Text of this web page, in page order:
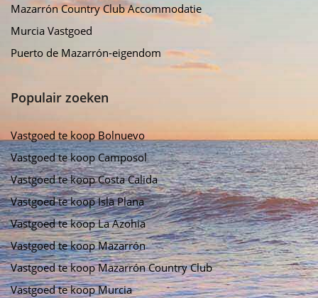
Mazarrón Country Club Accommodatie
Murcia Vastgoed
Puerto de Mazarrón-eigendom
Populair zoeken
Vastgoed te koop Bolnuevo
Vastgoed te koop Camposol
Vastgoed te koop Costa Calida
Vastgoed te koop Isla Plana
Vastgoed te koop La Azohia
Vastgoed te koop Mazarrón
Vastgoed te koop Mazarrón Country Club
Vastgoed te koop Murcia